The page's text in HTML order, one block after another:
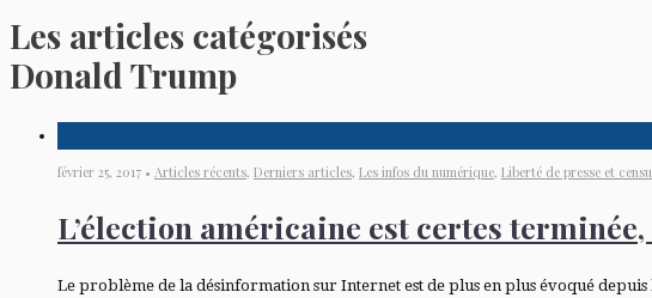
Les articles catégorisés
Donald Trump
février 25, 2017 • Articles récents, Derniers articles, Les infos du numérique, Liberté de presse et
L’élection américaine est certes
Le problème de la désinformation sur Internet est de plus en plus évoqué